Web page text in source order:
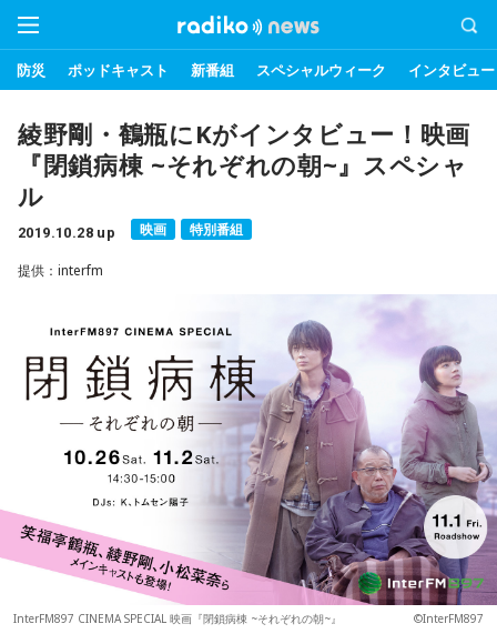
防災 ポッドキャスト 新番組 スペシャルウィーク インタビュー
綾野剛・鶴瓶にKがインタビュー！映画
『閉鎖病棟 ~それぞれの朝~』スペシャ
ル
2019.10.28 up 映画 特別番組
提供：interfm
InterFM897 CINEMA SPECIAL 映画『閉鎖病棟 ~それぞれの朝~』 ©InterFM897